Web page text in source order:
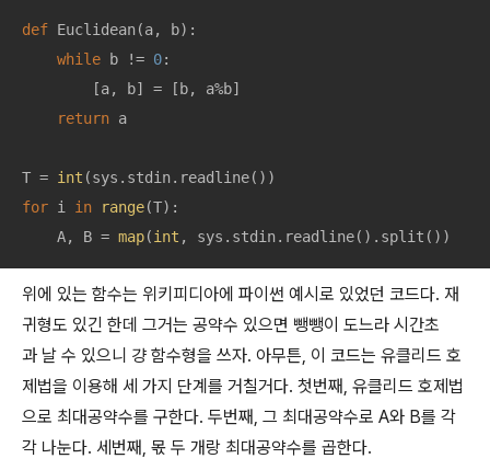
def Euclidean(a, b):
while b != 0:
        [a, b] = [b, a%b]
return a
T = int
for i in range(T):
    A, B =
map(int , sys.stdin.readline().split())
위에 있는 함수는 위키피디아에 파이썬 예시로 있었던 코드다. 재
귀형도 있긴 한데 그거는 공약수 있으면 뺑뺑이 도느라 시간초
과 날 수 있으니 걍 함수형을 쓰자. 아무튼, 이 코드는 유클리드 호
제법을 이용해 세 가지 단계를 거칠거다. 첫번째, 유클리드 호제법
으로 최대공약수를 구한다. 두번째, 그 최대공약수로 A와 B를 각
각 나눈다. 세번째, 몫 두 개랑 최대공약수를 곱한다.